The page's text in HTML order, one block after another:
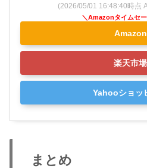
(2026/05/01 16:48:40時点
Amazon
楽天市場
Yahooショッ
まとめ